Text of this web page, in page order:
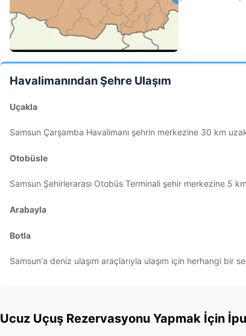
Havalimanından Şehre Ulaşım
Uçakla
Samsun Çarşamba Havalimanı şehrin merkezine 30 km
Otobüsle
Samsun Şehirlerarası Otobüs Terminali şehir merkezine 5
Arabayla
Botla
Samsun'a deniz ulaşım araçlarıyla ulaşım için herhangi bir
Ucuz Uçuş Rezervasyonu Yapmak İçin